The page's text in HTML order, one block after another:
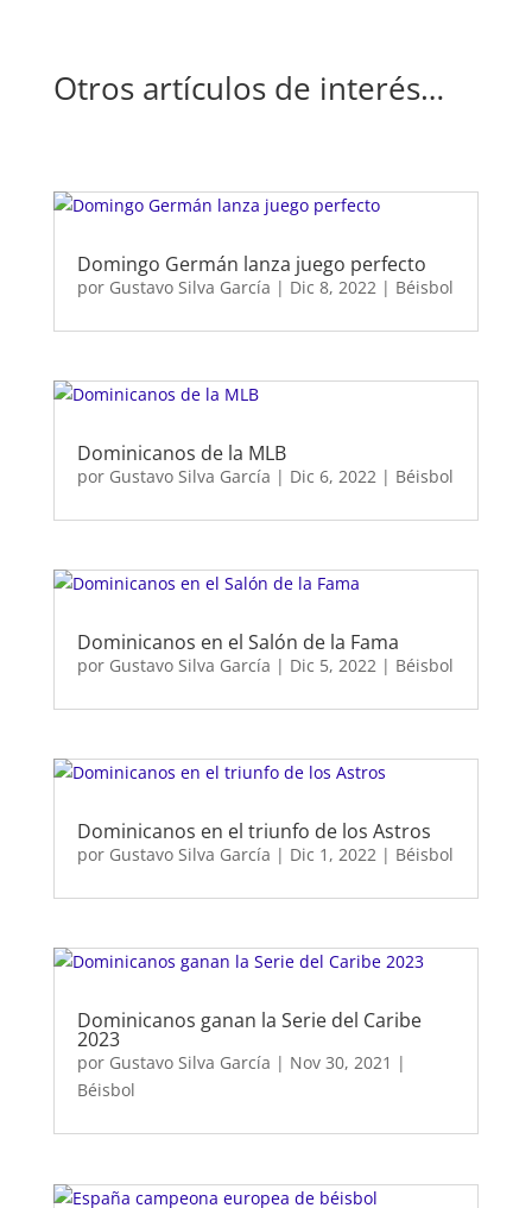
Otros artículos de interés…
Domingo Germán lanza juego perfecto
por Gustavo Silva García | Dic 8, 2022 | Béisbol
Dominicanos de la MLB
por Gustavo Silva García | Dic 6, 2022| Béisbol
Dominicanos en el Salón de la Fama
por Gustavo Silva García | Dic 5, 2022| Béisbol
Dominicanos en el triunfo de los Astros
por Gustavo Silva García | Dic 1, 2022| Béisbol
Dominicanos ganan la Serie del Caribe
2023
por Gustavo Silva García | Nov 30, 2021 |
Béisbol